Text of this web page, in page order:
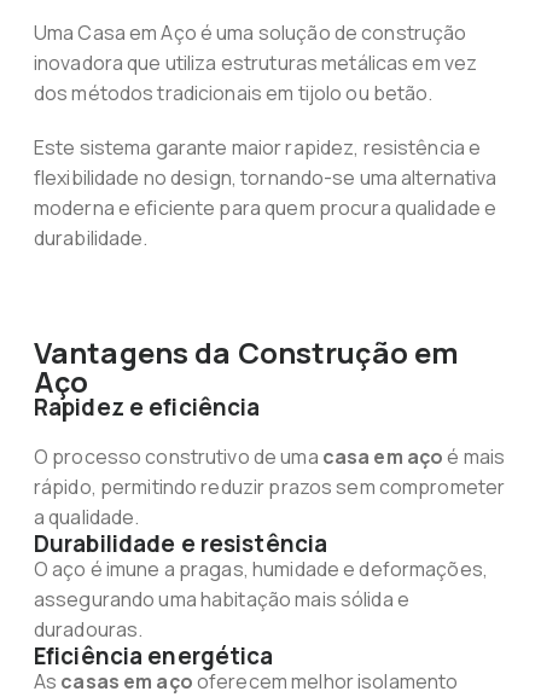
Uma Casa em Aço é uma solução de construção
inovadora que utiliza estruturas metálicas em vez
dos métodos tradicionais em tijolo ou betão.
Este sistema garante maior rapidez, resistência e
flexibilidade no design, tornando-se uma alternativa
moderna e eficiente para quem procura qualidade e
durabilidade.
Vantagens da Construção em
Aço
Rapidez e eficiência
O processo construtivo de uma casa em açoé mais
rápido, permitindo reduzir prazos sem comprometer
a qualidade.
Durabilidade e resistência
O aço é imune a pragas, humidade e deformações,
assegurando uma habitação mais sólida e
duradouras.
Eficiência energética
As casas em açooferecem melhor isolamento